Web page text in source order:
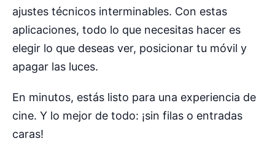
ajustes técnicos interminables. Con estas
aplicaciones, todo lo que necesitas hacer es
elegir lo que deseas ver, posicionar tu móvil y
apagar las luces.
En minutos, estás listo para una experiencia de
cine. Y lo mejor de todo: ¡sin filas o entradas
caras!